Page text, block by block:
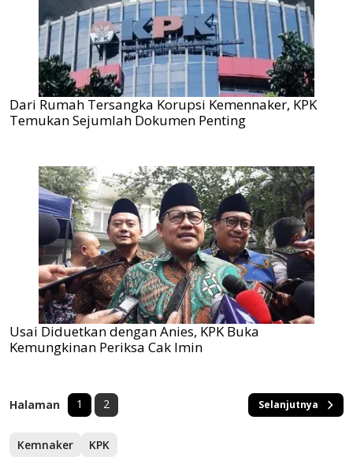
Dari Rumah Tersangka Korupsi Kemennaker, KPK
Temukan Sejumlah Dokumen Penting
Usai Diduetkan dengan Anies, KPK Buka
Kemungkinan Periksa Cak Imin
Halaman 1 2 Selanjutnya
Kemnaker KPK